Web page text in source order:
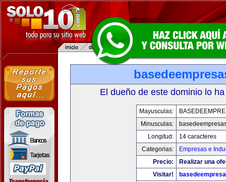
El dueño de este dominio lo
Mayusculas:
Minusculas:
Longitud:
14 caracteres
Categorias:
Empresas e
Precio:
Realizar una
Visitar!